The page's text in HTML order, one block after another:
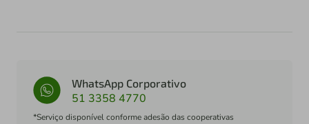
WhatsApp Corporativo
51 3358 4770
*Serviço disponível conforme adesão das cooperativas